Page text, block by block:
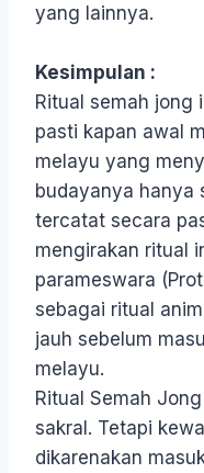
yang lainnya.
Kesimpulan :
Ritual semah jong
pasti kapan awal
melayu yang
budayanya hanya
tercatat secara
mengirakan ritual
parameswara
sebagai ritual
jauh sebelum
melayu.
Ritual Semah
sakral. Tetapi
dikarenakan